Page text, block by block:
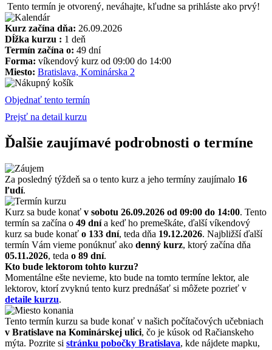
Tento termín je otvorený, neváhajte, kľudne sa prihláste ako prvý!
Kurz začína dňa: 26.09.2026
Dĺžka kurzu : 1 deň
Termín začína o: 49 dní
Forma: víkendový kurz od 09:00 do 14:00
Miesto: Bratislava, Kominárska 2
Objednať tento termín
Prejsť na detail kurzu
Ďalšie zaujímavé podrobnosti o termíne
Za posledný týždeň sa o tento kurz a jeho termíny zaujímalo 16
ľudí.
Kurz sa bude konať v sobotu 26.09.2026 od 09:00 do 14:00. Tento
termín sa začína o 49 dnía keď ho premeškáte, ďalší víkendový
kurz sa bude konať o 133 dní, teda dňa 19.12.2026. Najbližší ďalší
termín Vám vieme ponúknuť ako denný kurz, ktorý začína dňa
05.11.2026, teda o 89 dní.
Kto bude lektorom tohto kurzu?
Momentálne ešte nevieme, kto bude na tomto termíne lektor, ale
lektorov, ktorí zvyknú tento kurz prednášať si môžete pozrieť v
detaile kurzu.
Tento termín kurzu sa bude konať v našich počítačových učebniach
v Bratislave na Kominárskej ulici, čo je kúsok od Račianskeho
mýta. Pozrite si stránku pobočky Bratislava, kde nájdete mapku,